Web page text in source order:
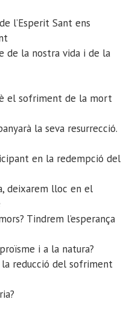
l’Esperit Sant ens
de la nostra vida i de la
el sofriment de la mort
la seva resurrecció.
en la redempció del
deixarem lloc en el
Tindrem l’esperança
i a la natura?
reducció del sofriment